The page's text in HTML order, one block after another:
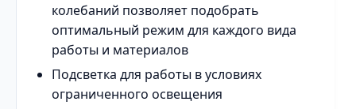
колебаний позволяет подобрать
оптимальный режим для каждого вида
работы и материалов
Подсветка для работы в условиях
ограниченного освещения